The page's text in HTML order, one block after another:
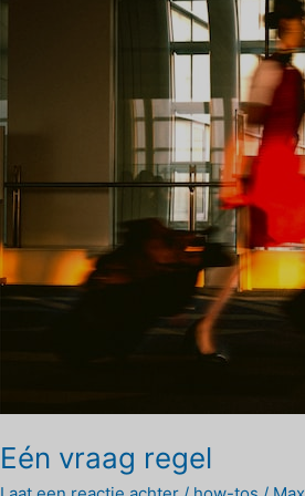
Eén vraag regel